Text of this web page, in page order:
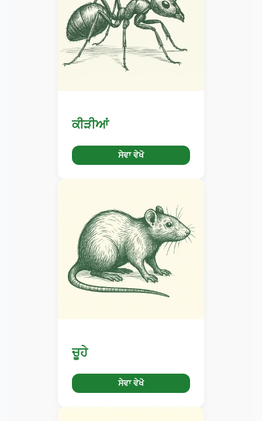
ਕੀੜੀਆਂ
ਸੇਵਾ ਵੇਖੋ
ਚੂਹੇ
ਸੇਵਾ ਵੇਖੋ